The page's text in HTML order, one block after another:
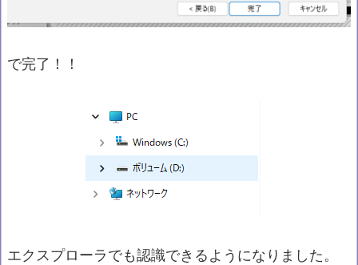
で完了！！
エクスプローラでも認識できるようになりました。